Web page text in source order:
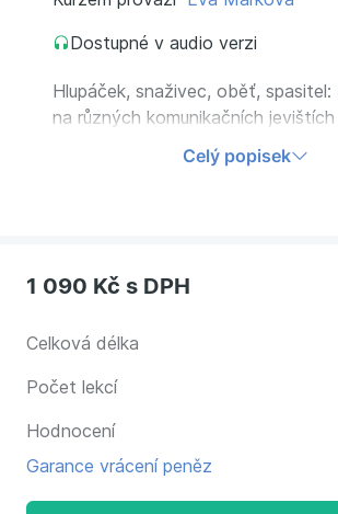
Dostupné v audio verzi
Hlupáček, snaživec, oběť, spasitel:
na různých komunikačních
(a také hrajete) každý den. Naučte
rozklíčovat a uhájit si v komunikaci
Celý popisek
1 090 Kč s DPH
Celková délka
Počet lekcí
Hodnocení
Garance vrácení peněz